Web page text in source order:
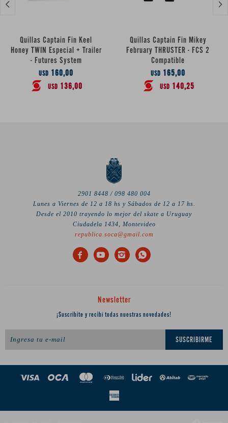
Quillas Captain Fin Keel
Honey TWIN Especial + Trailer
- Futures System
USD 160,00
USD 136,00
Quillas Captain Fin Mikey
February THRUSTER - FCS 2
Compatible
USD 165,00
USD 140,25
 
2901 8448 / 098 480 004
Lunes a Viernes de 12 a 18 hs y Sábados de 12 a 17 hs.
Desde el 2010 trayendo lo mejor del skate a Uruguay
Ciudadela 1434, Montevideo
republica.soca@gmail.com
   
Newsletter
¡Suscribite y recibí todas nuestras novedades!
SUSCRIBIRME